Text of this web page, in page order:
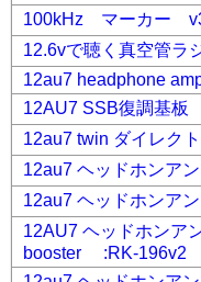
100kHz マーカー
12.6vで聴く真空管ラ
12au7 headphone
12AU7 SSB復調基板
12au7 twin ダイレク
12au7 ヘッドホンア
12au7 ヘッドホンア
12AU7 ヘッドホン
booster :RK-196v2